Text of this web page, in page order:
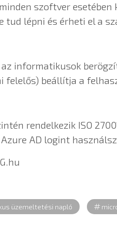
szoftver esetében
tud lépni és érheti el a
az informatikusok
felelős) beállítja a
rendelkezik ISO
AD logint
üzemeltetési napló